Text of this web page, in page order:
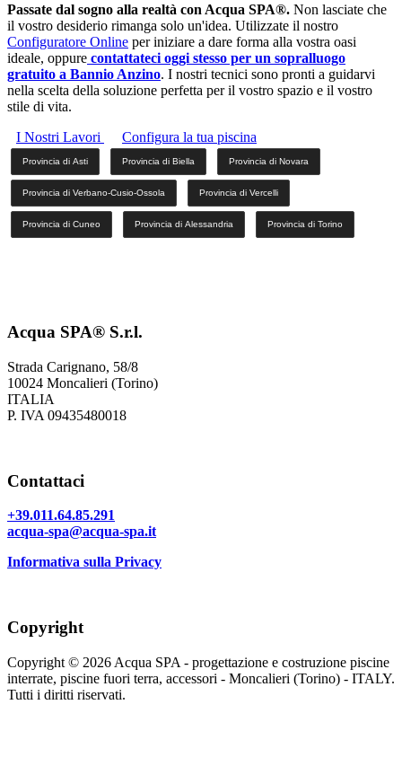
Passate dal sogno alla realtà con Acqua SPA®. Non lasciate che
il vostro desiderio rimanga solo un'idea. Utilizzate il nostro
Configuratore Online per iniziare a dare forma alla vostra oasi
ideale, oppure contattateci oggi stesso per un sopralluogo
gratuito a Bannio Anzino. I nostri tecnici sono pronti a guidarvi
nella scelta della soluzione perfetta per il vostro spazio e il vostro
stile di vita.
I Nostri Lavori
Configura la tua piscina
Provincia di Asti Provincia di Biella Provincia di Novara
Provincia di Verbano-Cusio-Ossola Provincia di Vercelli
Provincia di Cuneo Provincia di Alessandria Provincia di Torino
Acqua SPA® S.r.l.
Strada Carignano, 58/8
10024 Moncalieri (Torino)
ITALIA
P. IVA 09435480018
Contattaci
+39.011.64.85.291
acqua-spa@acqua-spa.it
Informativa sulla Privacy
Copyright
Copyright © 2026 Acqua SPA - progettazione e costruzione piscine
interrate, piscine fuori terra, accessori - Moncalieri (Torino) - ITALY.
Tutti i diritti riservati.